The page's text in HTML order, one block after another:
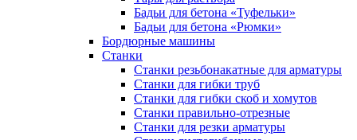
Бадьи для бетона «Туфельки»
Бадьи для бетона «Рюмки»
Бордюрные машины
Станки
Станки резьбонакатные для арматуры
Станки для гибки труб
Станки для гибки скоб и хомутов
Станки правильно-отрезные
Станки для резки арматуры